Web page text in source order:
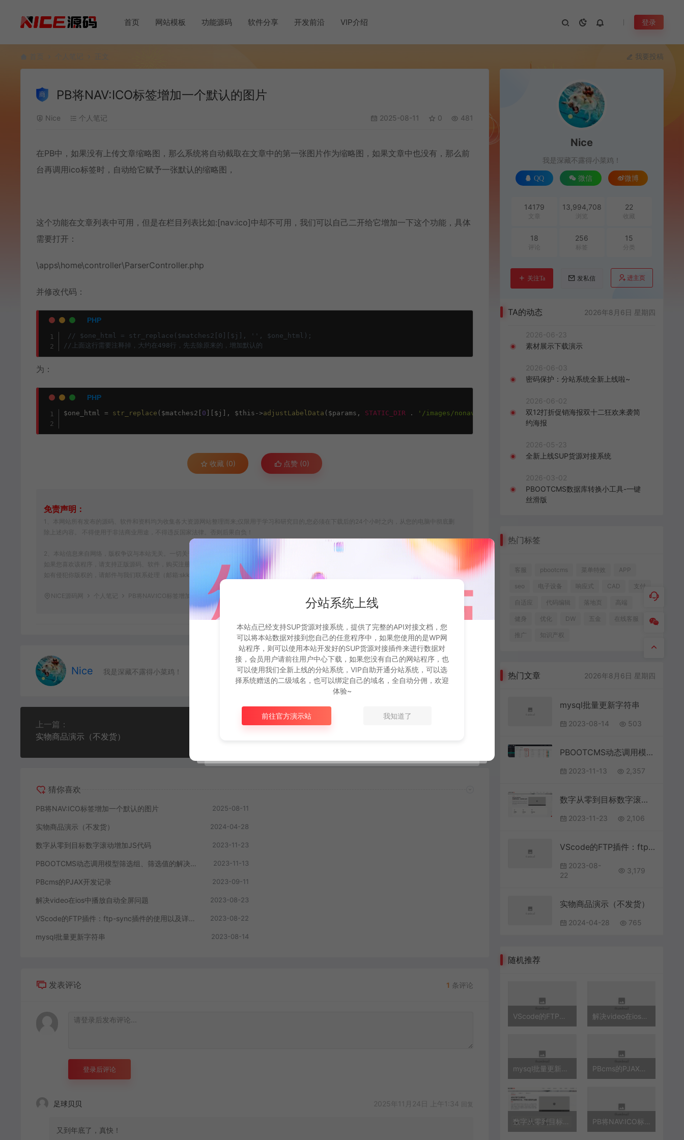
首页 网站模板 功能源码 软件分享 开发前沿 VIP介绍 登录
我要投稿
PB将NAV:ICO标签增加一个默认的图片
Nice 个人笔记 2025-08-11 0 481
在PB中，如果没有上传文章缩略图，那么系统将自动截取在文章中的第一张图片作为缩略图，如果文章中也没有，那么前
台再调用ico标签时，自动给它赋予一张默认的缩略图，
这个功能在文章列表中可用，但是在栏目列表比如:[nav:ico]中却不可用，我们可以自己二开给它增加一下这个功能，具体
需要打开：
\apps\home\controller\ParserController.php
并修改代码：
// $one_html = str_replace($matches2[0][$j], '', $one_html);
//上面这行需要注释掉，大约在498行，先去除原来的，增加默认的
为：
$one_html = str_replace ( $matches2 [ 0 ] [ $j ] , $this ->adjustLabelData ( $params , STATIC_DIR . '/images/nonavicopic.png' , $one_html);
收藏 (0) 点赞 (0)
免责声明：
1、本网站所有发布的源码、软件和资料均为收集各大资源网站整理而来;仅限用于学习和研究目的,您必须在下载后的24个小时之内，从您的电脑中彻底删
除上述内容。 不得使用于非法商业用途，不得违反国家法律。否则后果自负！
2、本站信息来自网络，版权争议与本站无关。一切关于该资源商业行为与www.niceym.com无关。
如果您喜欢该程序，请支持正版源码、软件，购买注册，得到更好的正版服务。
如有侵犯你版权的，请邮件与我们联系处理（邮箱:skknet@qq.com），本站将立即改正。
NICE源码网 个人笔记 PB将NAV:ICO标签增加一个默认的图片 https://www.niceym.com/64779.html
Nice 我是深藏不露得小菜鸡！ 生成海报 复制本文链接
上一篇：
实物商品演示（不发货）
下一篇：
猜你喜欢
PB将NAV:ICO标签增加一个默认的图片 2025-08-11
实物商品演示（不发货） 2024-04-28
数字从零到目标数字滚动增加JS代码 2023-11-23
PBOOTCMS动态调用模型筛选组、筛选值的解决思路 2023-11-13
PBcms的PJAX开发记录 2023-09-11
解决video在ios中播放自动全屏问题 2023-08-23
VScode的FTP插件：ftp-sync插件的使用以及详细注释 2023-08-22
mysql批量更新字符串 2023-08-14
发表评论 1 条评论
登录后评论
足球贝贝 2025年11月24日 上午1:34 回复
又到年底了，真快！
Nice
我是深藏不露得小菜鸡！
QQ 微信 微博
14179
文章
13,994,708
浏览
22
收藏
18
评论
256
标签
15
分类
关注Ta 发私信 进主页
TA的动态 2026年8月6日 星期四
2026-06-23
素材展示下载演示
2026-06-03
密码保护：分站系统全新上线啦~
2026-06-02
双12打折促销海报双十二狂欢来袭简
约海报
2026-05-23
全新上线SUP货源对接系统
2026-03-02
PBOOTCMS数据库转换小工具-一键
丝滑版
热门标签
客服 pbootcms 菜单特效 APP
seo 电子设备 响应式 CAD 支付
自适应 代码编辑 落地页 高端
健身 优化 DW 五金 在线客服
推广 知识产权
热门文章 2026年8月6日 星期四
mysql批量更新字符串
2023-08-14 503
PBOOTCMS动态调用模型筛选组、筛选值的解决思路
2023-11-13 2,357
数字从零到目标数字滚动增加JS代码
2023-11-23 2,106
VScode的FTP插件：ftp-sync插件的使用以及详细注释
2023-08-
22
3,179
实物商品演示（不发货）
2024-04-28 765
随机推荐
分站系统上线
本站点已经支持SUP货源对接系统，提供了完整的API对接文档，您
可以将本站数据对接到您自己的任意程序中，如果您使用的是WP网
站程序，则可以使用本站开发好的SUP货源对接插件来进行数据对
接，会员用户请前往用户中心下载，如果您没有自己的网站程序，也
可以使用我们全新上线的分站系统，VIP自助开通分站系统，可以选
择系统赠送的二级域名，也可以绑定自己的域名，全自动分佣，欢迎
体验~
前往官方演示站 我知道了